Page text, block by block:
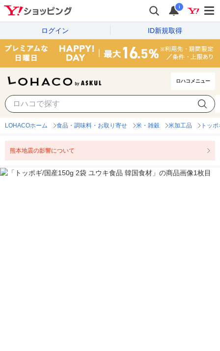
i
ログイン ID新規取得
ロハコメニュー
LOHACOホーム 食品・調味料・お取り寄せ 米・雑穀 米加工品 トッ
熊本地震の影響について